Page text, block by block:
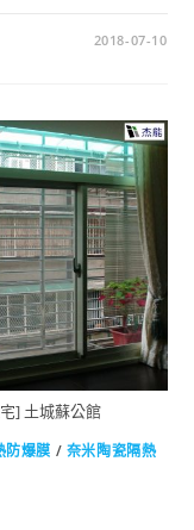
2018-07-10
] 土城蘇公館
防爆膜 / 奈米陶瓷隔熱